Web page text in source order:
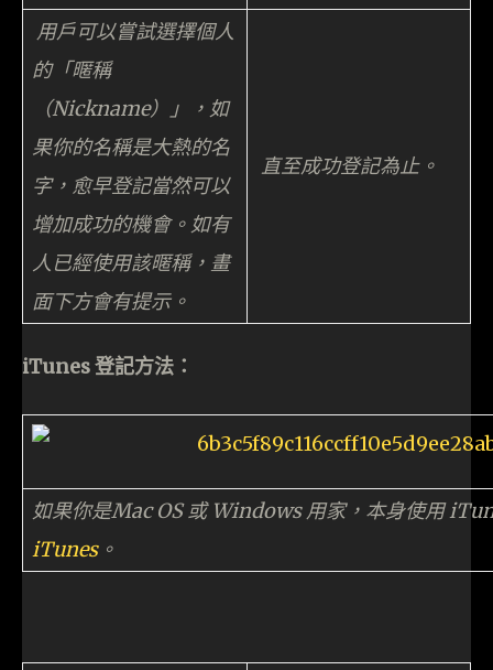
用戶可以嘗試選擇個人
的「暱稱
（Nickname）」，如
果你的名稱是大熱的名
字，愈早登記當然可以
增加成功的機會。如有
人已經使用該暱稱，畫
面下方會有提示。
直至成功登記為止。
iTunes 登記方法：
如果你是Mac OS 或 Windows 用家，本身使用
iTunes。